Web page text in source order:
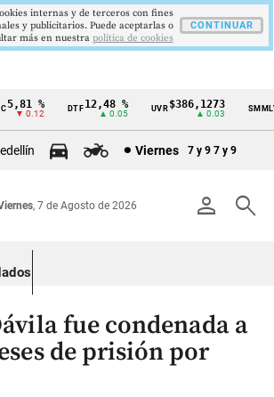
%
▼ 0.12
DTF12,48 %
▲ 0.05
UVR$386,1273
▲ 0.03
SMMLV
Viernes 7 y 9 7 y 9
person search
, 7 de Agosto de 2026
fue condenada a
de prisión por
internas y de terceros con fines
y publicitarios. Puede aceptarlas o
más en nuestra politica de cookies
CONTINUAR